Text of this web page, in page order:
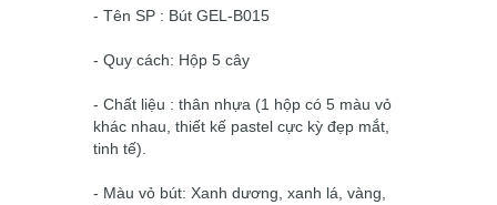
- Tên SP : Bút GEL-B015
- Quy cách: Hộp 5 cây
- Chất liệu : thân nhựa (1 hộp có 5 màu vỏ
khác nhau, thiết kế pastel cực kỳ đẹp mắt,
tinh tế).
- Màu vỏ bút: Xanh dương, xanh lá, vàng,